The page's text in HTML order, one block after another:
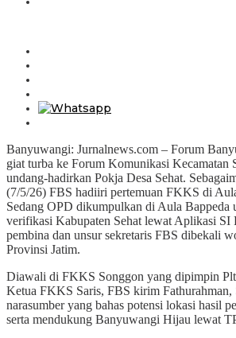
Banyuwangi: Jurnalnews.com – Forum
giat turba ke Forum Komunikasi Kecamatan
undang-hadirkan Pokja Desa Sehat.
(7/5/26) FBS hadiiri pertemuan FKKS di
Sedang OPD dikumpulkan di Aula Bappeda
verifikasi Kabupaten Sehat lewat Aplikasi SI
pembina dan unsur sekretaris FBS dibekali
Provinsi Jatim.
Diawali di FKKS Songgon yang dipimpin
Ketua FKKS Saris, FBS kirim Fathurahman,
narasumber yang bahas potensi lokasi hasil
serta mendukung Banyuwangi Hijau lewat